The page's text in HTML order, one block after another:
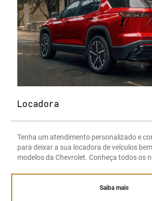
Locadora
Tenha um atendimento personalizado e
para deixar a sua locadora de veículos
modelos da Chevrolet. Conheça todos os
Saiba mais